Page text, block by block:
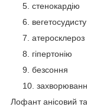
стенокардію
атеросклероз
гіпертонію
безсоння
Лофант анісовий